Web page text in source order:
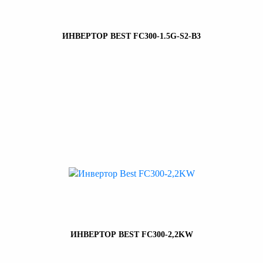
ИНВЕРТОР BEST FC300-1.5G-S2-B3
ИНВЕРТОР BEST FC300-2,2KW